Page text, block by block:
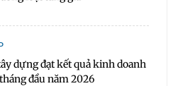
dựng đạt kết quả kinh doanh
đầu năm 2026